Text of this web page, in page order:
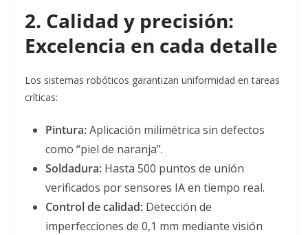
2. Calidad y precisión:
Excelencia en cada detalle
Los sistemas robóticos garantizan uniformidad en tareas
críticas:
Pintura:Aplicación milimétrica sin defectos
como “piel de naranja”.
Soldadura: Hasta 500 puntos de unión
verificados por sensores IA en tiempo real.
Control de calidad: Detección de
imperfecciones de 0,1 mm mediante visión